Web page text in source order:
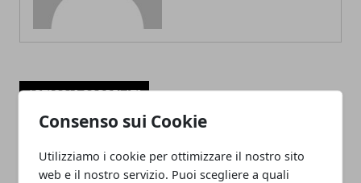
Consenso sui Cookie
Utilizziamo i cookie per ottimizzare il nostro sito
web e il nostro servizio. Puoi scegliere a quali
ARTICOLI CORRELATI